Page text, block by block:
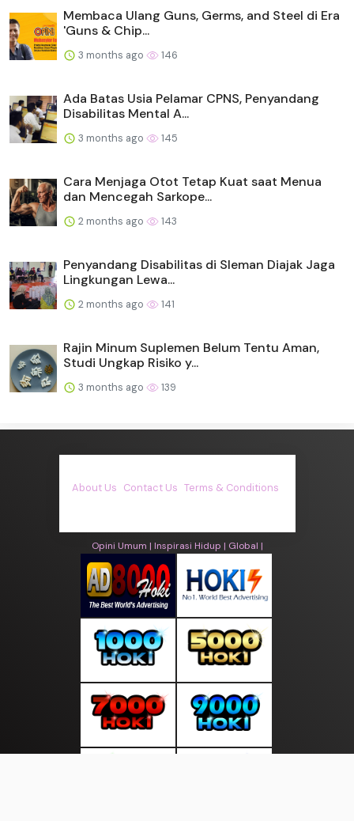
Membaca Ulang Guns, Germs, and Steel di Era
'Guns & Chip...
3 months ago 146
Ada Batas Usia Pelamar CPNS, Penyandang
Disabilitas Mental A...
3 months ago 145
Cara Menjaga Otot Tetap Kuat saat Menua
dan Mencegah Sarkope...
2 months ago 143
Penyandang Disabilitas di Sleman Diajak Jaga
Lingkungan Lewa...
2 months ago 141
Rajin Minum Suplemen Belum Tentu Aman,
Studi Ungkap Risiko y...
3 months ago 139
About Us Contact Us Terms & Conditions
Opini Umum | Inspirasi Hidup | Global |